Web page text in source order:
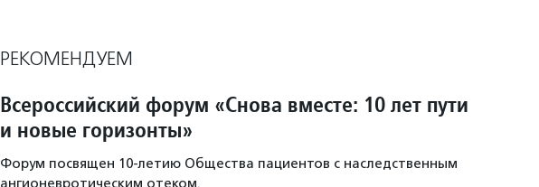
РЕКОМЕНДУЕМ
Всероссийский форум «Снова вместе: 10 лет пути
и новые горизонты»
Форум посвящен 10-летию Общества пациентов с наследственным
ангионевротическим отеком.